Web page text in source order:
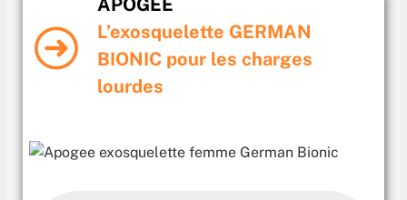
APOGEE
L’exosquelette GERMAN
BIONIC pour les charges
lourdes